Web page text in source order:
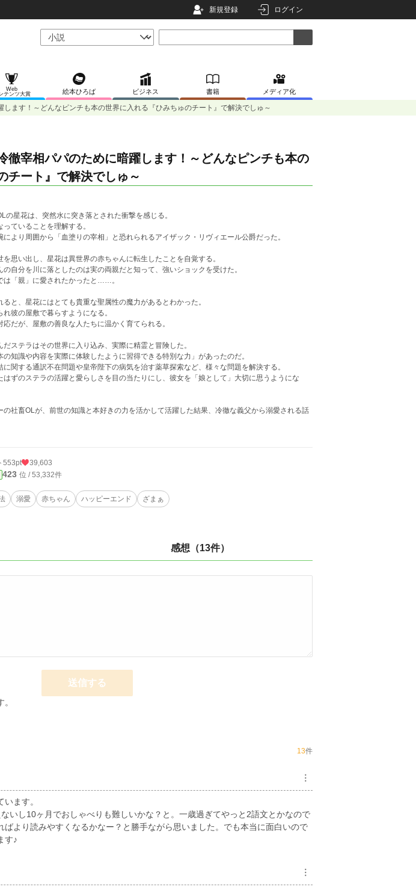
新規登録 ログイン
Web
テンツ大賞
絵本ひろば ビジネス 書籍 メディア化
ます！～どんなピンチも本の世界に入れる『ひみちゅのチート』で解決でしゅ～
徹宰相パパのために暗躍します！～どんなピンチも本の
チート』で解決でしゅ～
星花は、突然水に突き落とされた衝撃を感じる。
ていることを理解する。
より周囲から「血塗りの宰相」と恐れられるアイザック・リヴィエール公爵だった。
思い出し、星花は異世界の赤ちゃんに転生したことを自覚する。
自分を川に落としたのは実の両親だと知って、強いショックを受けた。
は「親」に愛されたかったと……。
と、星花にはとても貴重な聖属性の魔力があるとわかった。
彼の屋敷で暮らすようになる。
だが、屋敷の善良な人たちに温かく育てられる。
ステラはその世界に入り込み、実際に精霊と冒険した。
知識や内容を実際に体験したように習得できる特別な力」があったのだ。
関する通訳不在問題や皇帝陛下の病気を治す薬草探索など、様々な問題を解決する。
ずのステラの活躍と愛らしさを目の当たりにし、彼女を「娘として」大切に思うようにな
社畜OLが、前世の知識と本好きの力を活かして活躍した結果、冷徹な義父から溺愛される話
553pt 39,603
423 位 / 53,332件
溺愛 赤ちゃん ハッピーエンド ざまぁ
感想（13件）
送信する
13件
︙
ます。
いし10ヶ月でおしゃべりも難しいかな？と。一歳過ぎてやっと2語文とかなので
ばより読みやすくなるかなー？と勝手ながら思いました。でも本当に面白いので
す♪
︙